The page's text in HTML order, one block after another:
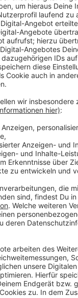
nutzen als bisher.
fordern
so eine
Thema Wohnraum
sehr präsent.
moderne
aus unserer
2025: Das
am
A1-Ausbau in